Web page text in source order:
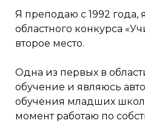
Я преподаю с 1992 года,
областного конкурса
второе место.
Одна из первых в
обучение и являюсь
обучения младших
момент работаю по